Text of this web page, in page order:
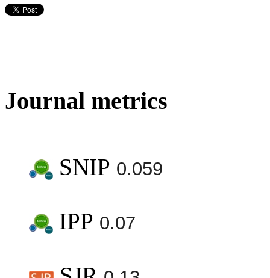
Journal metrics
SNIP 0.059
IPP 0.07